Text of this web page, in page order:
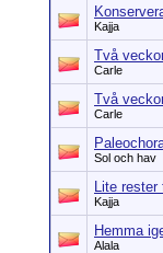
Kajja
Två
Carle
Två
Carle
Sol och hav
Lite rester
Kajja
Hemma
Alala